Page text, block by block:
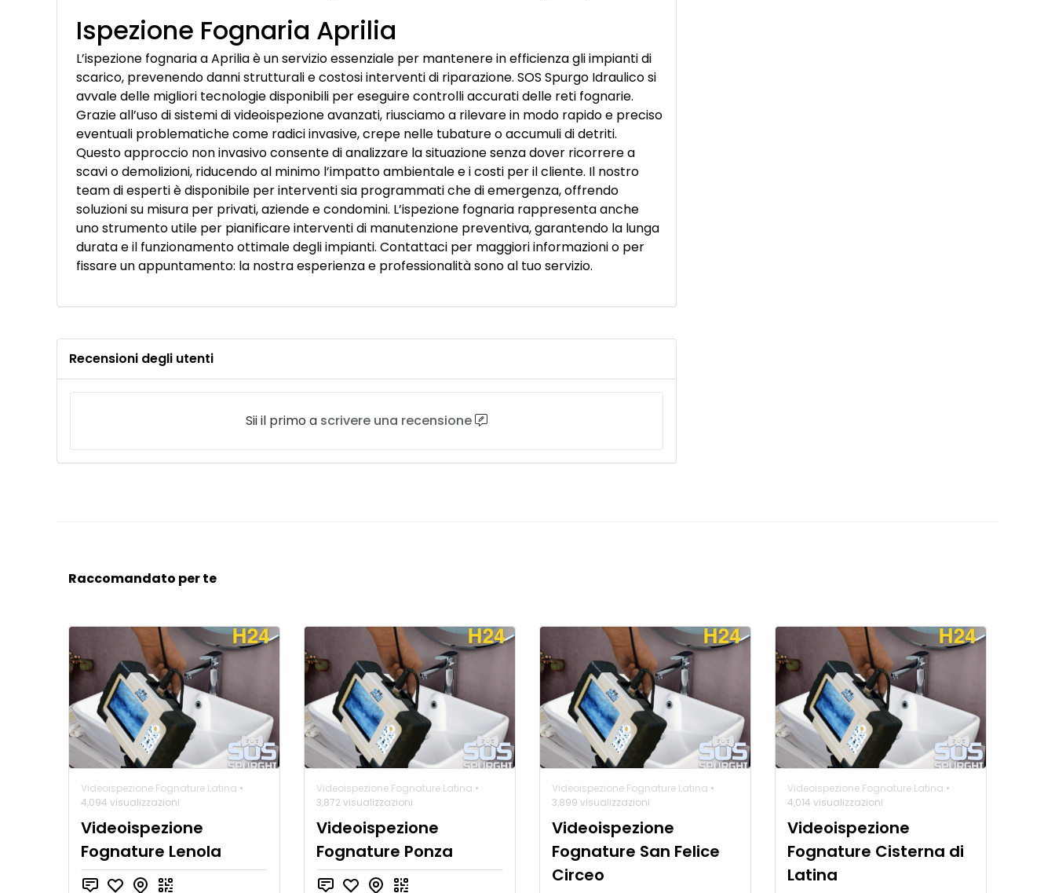
Ispezione Fognaria Aprilia
L’ispezione fognaria a Aprilia è un servizio essenziale per mantenere in efficienza gli impianti di
scarico, prevenendo danni strutturali e costosi interventi di riparazione. SOS Spurgo Idraulico si
avvale delle migliori tecnologie disponibili per eseguire controlli accurati delle reti fognarie.
Grazie all’uso di sistemi di videoispezione avanzati, riusciamo a rilevare in modo rapido e preciso
eventuali problematiche come radici invasive, crepe nelle tubature o accumuli di detriti.
Questo approccio non invasivo consente di analizzare la situazione senza dover ricorrere a
scavi o demolizioni, riducendo al minimo l’impatto ambientale e i costi per il cliente. Il nostro
team di esperti è disponibile per interventi sia programmati che di emergenza, offrendo
soluzioni su misura per privati, aziende e condomini. L’ispezione fognaria rappresenta anche
uno strumento utile per pianificare interventi di manutenzione preventiva, garantendo la lunga
durata e il funzionamento ottimale degli impianti. Contattaci per maggiori informazioni o per
fissare un appuntamento: la nostra esperienza e professionalità sono al tuo servizio.
Recensioni degli utenti
Sii il primo a scrivere una recensione
Raccomandato per te
Videoispezione Fognature Latina •
4,094 visualizzazioni
Videoispezione
Fognature Lenola
Videoispezione Fognature Latina •
3,872 visualizzazioni
Videoispezione
Fognature Ponza
Videoispezione Fognature Latina •
3,899 visualizzazioni
Videoispezione
Fognature San Felice
Circeo
Videoispezione Fognature Latina •
4,014 visualizzazioni
Videoispezione
Fognature Cisterna di
Latina